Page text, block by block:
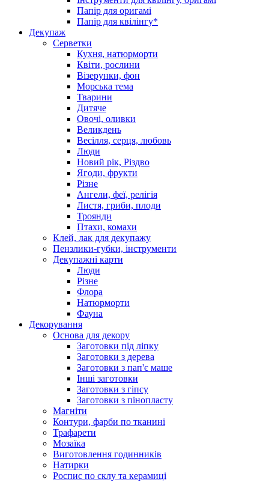
Папір для оригамі
Папір для квілінгу*
Декупаж
Серветки
Кухня, натюрморти
Квіти, рослини
Візерунки, фон
Морська тема
Тварини
Дитяче
Овочі, оливки
Великдень
Весілля, серця, любовь
Люди
Новий рік, Різдво
Ягоди, фрукти
Різне
Ангели, феї, релігія
Листя, гриби, плоди
Троянди
Птахи, комахи
Клей, лак для декупажу
Пензлики-губки, інструменти
Декупажні карти
Люди
Різне
Флора
Натюрморти
Фауна
Декорування
Основа для декору
Заготовки під ліпку
Заготовки з дерева
Заготовки з пап'є маше
Інші заготовки
Заготовки з гіпсу
Заготовки з пінопласту
Магніти
Контури, фарби по тканині
Трафарети
Мозаїка
Виготовлення годинників
Натирки
Роспис по склу та керамиці